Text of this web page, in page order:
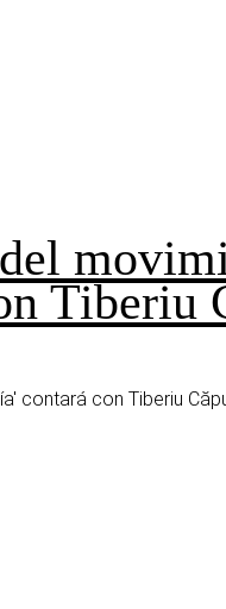
Tiberiu
contará con Tiberiu